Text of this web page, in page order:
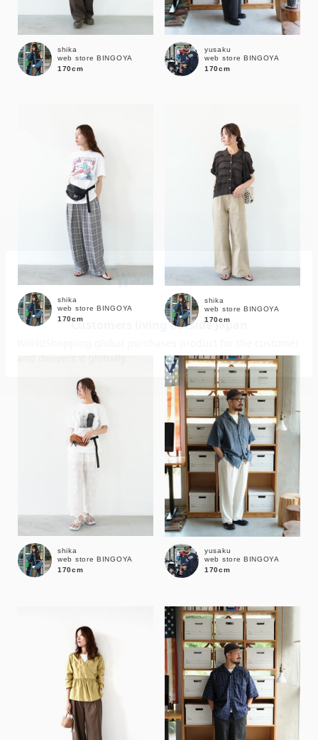
通常商品 予約商品
WEB限定
在庫
在庫あり 在庫なし含む
shika
web store BINGOYA
170cm
yusaku
web store BINGOYA
170cm
shika
web store BINGOYA
170cm
shika
web store BINGOYA
170cm
shika
web store BINGOYA
170cm
yusaku
web store BINGOYA
170cm